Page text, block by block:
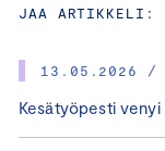
JAA ARTIKKELI:
13.05.2026 /
Kesätyöpesti